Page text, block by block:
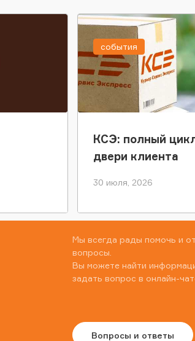
КСЭ: полный
двери клиента
30 июля, 2026
события
Мы всегда рады помочь и
вопросы.
Вы можете найти
задать вопрос в онлайн-
Вопросы и ответы